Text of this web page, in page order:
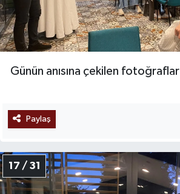
Günün anısına çekilen fotoğraflar
Paylaş
17 / 31